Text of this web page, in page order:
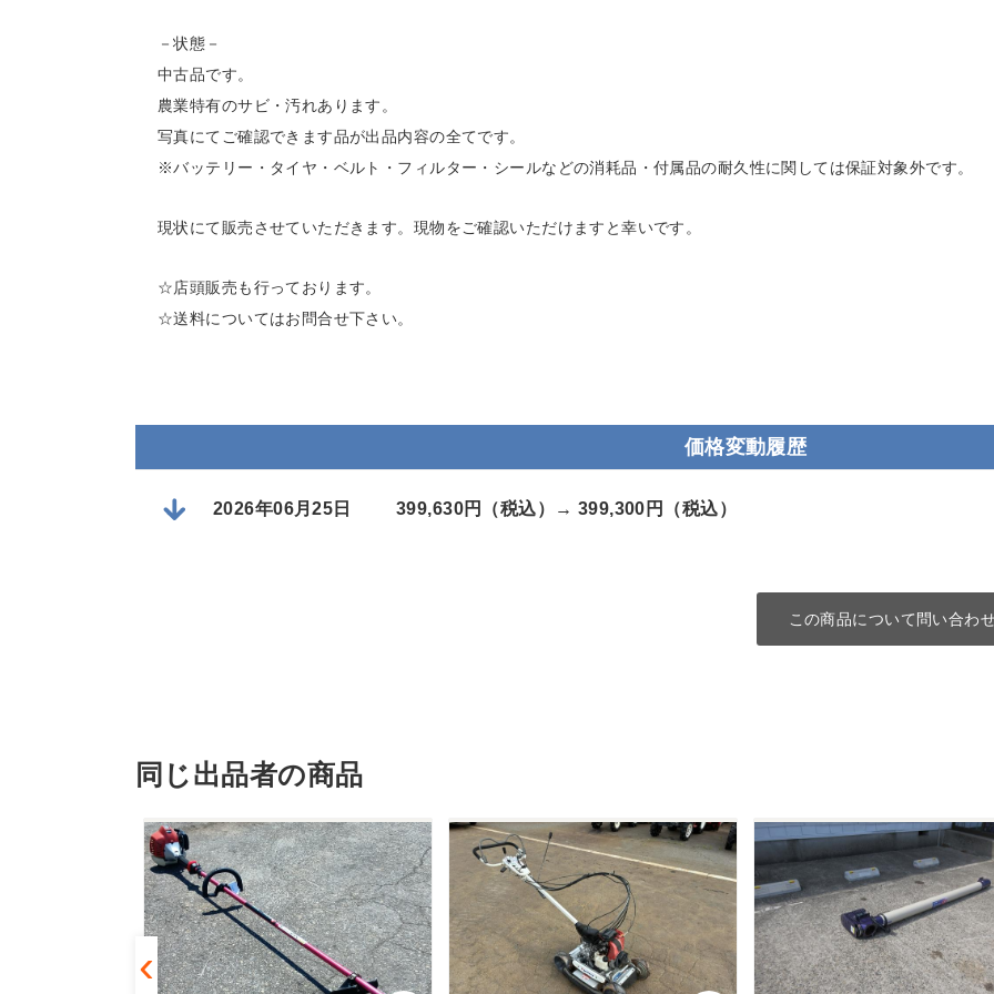
－状態－
中古品です。
農業特有のサビ・汚れあります。
写真にてご確認できます品が出品内容の全てです。
※バッテリー・タイヤ・ベルト・フィルター・シールなどの消耗品・付属品の耐久性に関しては保証対象外です。
現状にて販売させていただきます。現物をご確認いただけますと幸いです。
☆店頭販売も行っております。
☆送料についてはお問合せ下さい。
価格変動履歴
2026年06月25日 399,630円（税込）→ 399,300円（税込）
この商品について問い合わ
同じ出品者の商品